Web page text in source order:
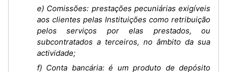
e) Comissões: prestações pecuniárias exigíveis
aos clientes pelas Instituições como retribuição
pelos serviços por elas prestados, ou
subcontratados a terceiros, no âmbito da sua
actividade;
f) Conta bancária: é um produto de depósito